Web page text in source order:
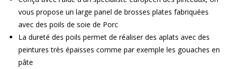
vous propose un large panel de brosses plates fabriquées
avec des poils de soie de Porc
La dureté des poils permet de réaliser des aplats avec des
peintures très épaisses comme par exemple les gouaches en
pâte